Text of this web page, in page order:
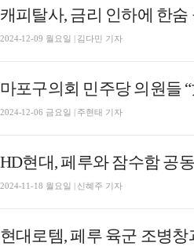
2024-12-09 월요일 | 김다민 기자
마포구의회 민주당 의원들
2024-12-06 금요일 | 주현태 기자
HD현대, 페루와 잠수함 공
2024-11-18 월요일 | 신혜주 기자
현대로템, 페루 육군 조병